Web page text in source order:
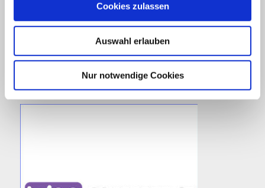
Cookies zulassen
Auswahl erlauben
Nur notwendige Cookies